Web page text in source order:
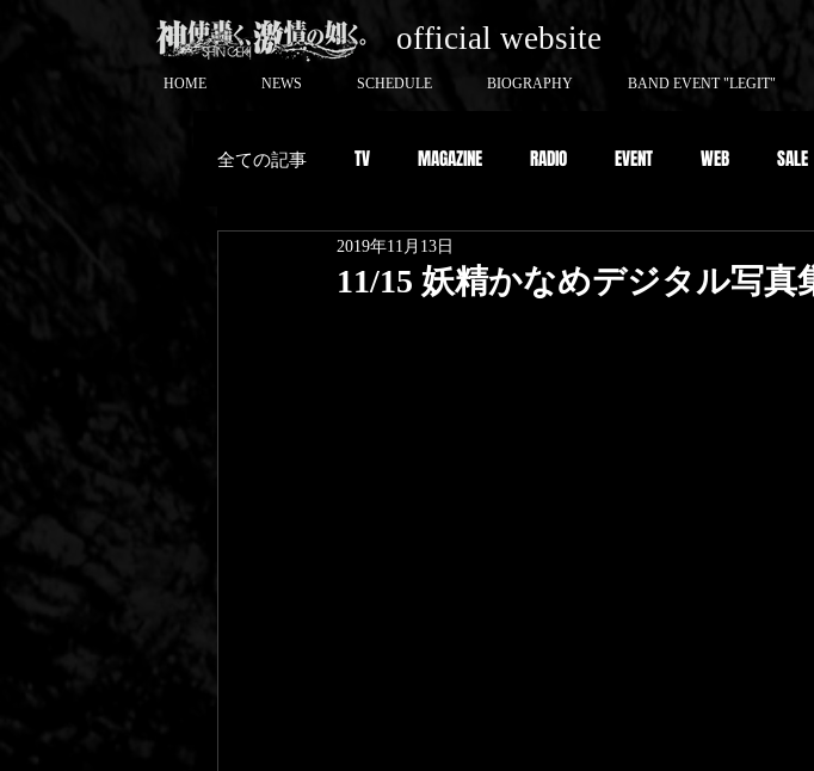
official website
HOME NEWS SCHEDULE BIOGRAPHY BAND EVENT "LEGIT"
全ての記事 TV MAGAZINE RADIO EVENT WEB SALE
11/15 妖精かなめデジタル写真
2019年11月13日